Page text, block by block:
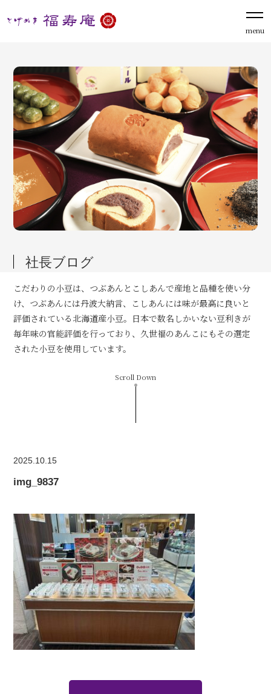
menu
社長ブログ
こだわりの小豆は、つぶあんとこしあんで産地と品種を使い分
け、つぶあんには丹波大納言、こしあんには味が最高に良いと
評価されている北海道産小豆。日本で数名しかいない豆利きが
毎年味の官能評価を行っており、久世福のあんこにもその選定
された小豆を使用しています。
Scroll Down
2025.10.15
img_9837